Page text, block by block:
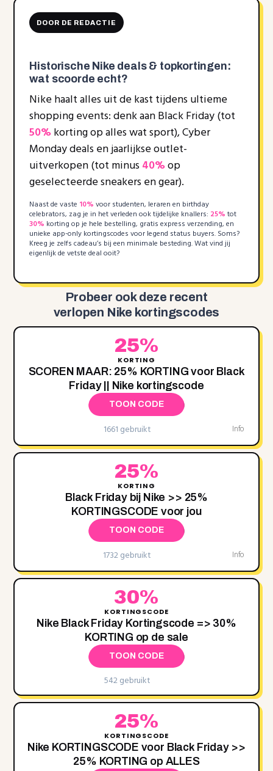
DOOR DE REDACTIE
Historische Nike deals & topkortingen:
wat scoorde echt?
Nike haalt alles uit de kast tijdens ultieme
shopping events: denk aan Black Friday (tot
50%korting op alles wat sport), Cyber
Monday deals en jaarlijkse outlet-
uitverkopen (tot minus 40%op
geselecteerde sneakers en gear).
Naast de vaste 10% voor studenten, leraren en birthday
celebrators, zag je in het verleden ook tijdelijke knallers: 25% tot
30% korting op je hele bestelling, gratis express verzending, en
unieke app-only kortingscodes voor legend status buyers. Soms?
Kreeg je zelfs cadeau’s bij een minimale besteding. Wat vind jij
eigenlijk de vetste deal ooit?
Probeer ook deze recent
verlopen Nike kortingscodes
25%
KORTING
SCOREN MAAR: 25% KORTING voor Black
Friday || Nike kortingscode
TOON CODE
1661 gebruikt Info
25%
KORTING
Black Friday bij Nike >> 25%
KORTINGSCODE voor jou
TOON CODE
1732 gebruikt Info
30%
KORTINGSCODE
Nike Black Friday Kortingscode => 30%
KORTING op de sale
TOON CODE
542 gebruikt
25%
KORTINGSCODE
Nike KORTINGSCODE voor Black Friday >>
25% KORTING op ALLES